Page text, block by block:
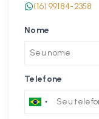
(16) 99184-2358
Nome
Telefone